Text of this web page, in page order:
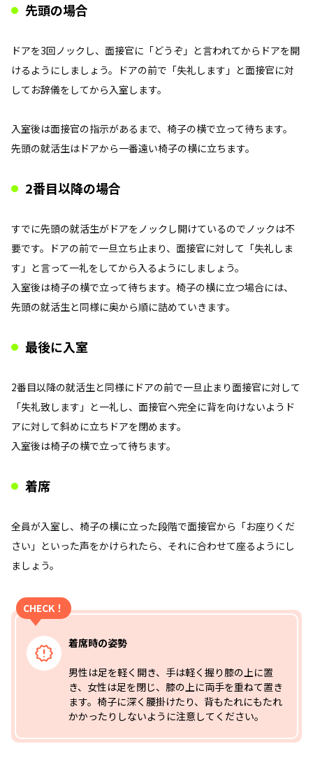
先頭の場合
ドアを3回ノックし、面接官に「どうぞ」と言われてからドアを開
けるようにしましょう。ドアの前で「失礼します」と面接官に対
してお辞儀をしてから入室します。
入室後は面接官の指示があるまで、椅子の横で立って待ちます。
先頭の就活生はドアから一番遠い椅子の横に立ちます。
2番目以降の場合
すでに先頭の就活生がドアをノックし開けているのでノックは不
要です。ドアの前で一旦立ち止まり、面接官に対して「失礼しま
す」と言って一礼をしてから入るようにしましょう。
入室後は椅子の横で立って待ちます。椅子の横に立つ場合には、
先頭の就活生と同様に奥から順に詰めていきます。
最後に入室
2番目以降の就活生と同様にドアの前で一旦止まり面接官に対して
「失礼致します」と一礼し、面接官へ完全に背を向けないようド
アに対して斜めに立ちドアを閉めます。
入室後は椅子の横で立って待ちます。
着席
全員が入室し、椅子の横に立った段階で面接官から「お座りくだ
さい」といった声をかけられたら、それに合わせて座るようにし
ましょう。
CHECK！
着席時の姿勢
男性は足を軽く開き、手は軽く握り膝の上に置
き、女性は足を閉じ、膝の上に両手を重ねて置き
ます。椅子に深く腰掛けたり、背もたれにもたれ
かかったりしないように注意してください。